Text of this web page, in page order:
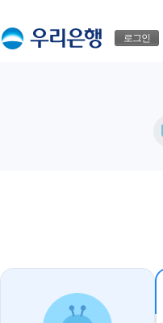
로그인